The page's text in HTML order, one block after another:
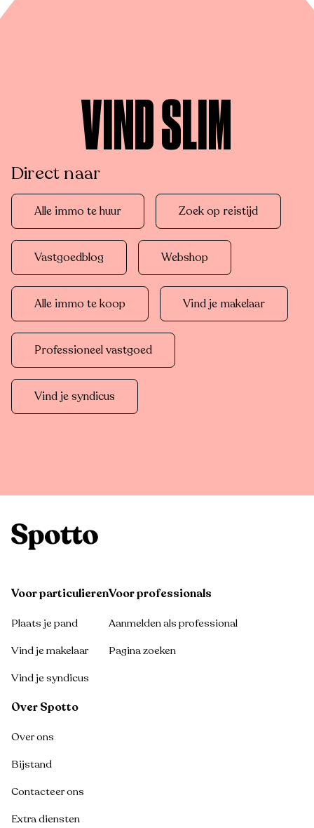
VIND SLIM
Direct naar
Alle immo te huur Zoek op reistijd
Vastgoedblog Webshop
Alle immo te koop Vind je makelaar
Professioneel vastgoed
Vind je syndicus
Voor particulieren
Plaats je pand
Vind je makelaar
Vind je syndicus
Voor professionals
Aanmelden als professional
Pagina zoeken
Over Spotto
Over ons
Bijstand
Contacteer ons
Extra diensten